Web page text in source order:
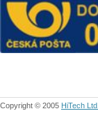
Copyright © 2005 HiTech Ltd.